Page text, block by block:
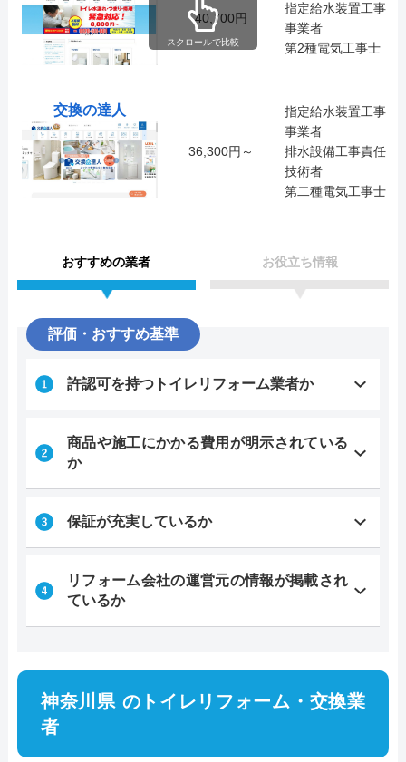
40,700円
指定給水装置工事
事業者
第2種電気工事士
交換の達人
36,300円～
指定給水装置工事
事業者
排水設備工事責任
技術者
第二種電気工事士
スクロールで比較
おすすめの業者 お役立ち情報
評価・おすすめ基準
許認可を持つトイレリフォーム業者か
商品や施工にかかる費用が明示されている
か
保証が充実しているか
リフォーム会社の運営元の情報が掲載され
ているか
神奈川県 のトイレリフォーム・交換業
者